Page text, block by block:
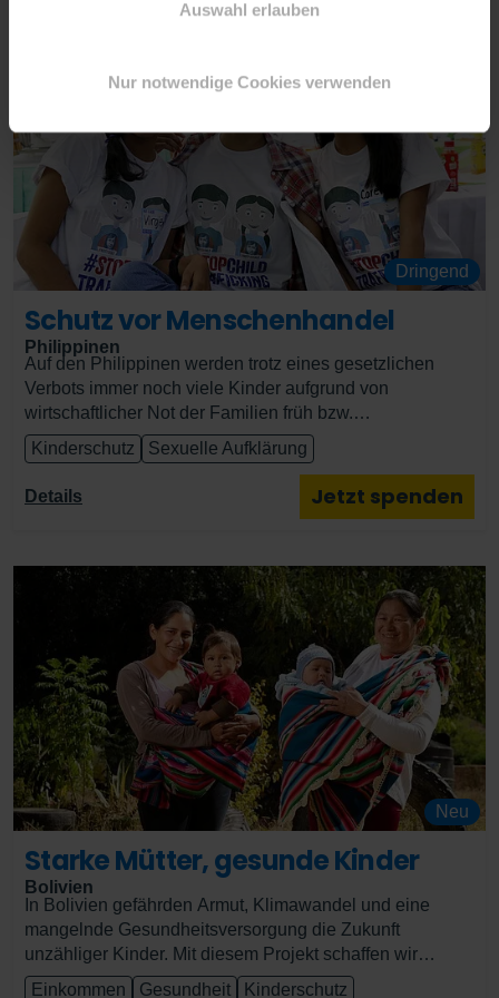
Auswahl erlauben
Nur notwendige Cookies verwenden
Schutz vor Menschenhandel
Philippinen
Auf den Philippinen werden trotz eines gesetzlichen
Verbots immer noch viele Kinder aufgrund von
wirtschaftlicher Not der Familien früh bzw.
zwangsverheiratet oder weggegeben. Vor allem
Mädchen und junge Frauen sind besonders gefährdet,
Opfer von Menschenhandel und Frühverheiratung zu
werden. Zu den Folgen gehören unter anderem
Gewalt. Mit diesem Projekt wollen wir Kinder und
Jugendliche auf den Philippinen, vor allem Mädchen, vor
sexueller Ausbeutung, Kinderhandel und
Frühverheiratung schützen. Dafür stärken wir die
Schutzstrukturen sowie die Mädchen und Jungen selbst,
indem wir sie über ihre Rechte aufklären und die
Gemeinden für die Risiken und negativen Auswirkungen
dieser schwerwiegenden Rechtsverletzungen
sensibilisieren.
Kinderschutz Sexuelle Aufklärung
Details Jetzt spenden
Dringend
Starke Mütter, gesunde Kinder
Bolivien
In Bolivien gefährden Armut, Klimawandel und eine
mangelnde Gesundheitsversorgung die Zukunft
unzähliger Kinder. Mit diesem Projekt schaffen wir
bessere Lebensbedingungen und ermöglichen Kindern
Einkommen Gesundheit Kinderschutz
Neu